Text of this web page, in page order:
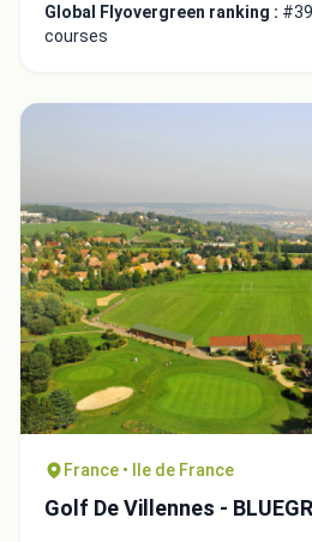
Global Flyovergreen ranking :
courses
France • Ile de France
Golf De Villennes -